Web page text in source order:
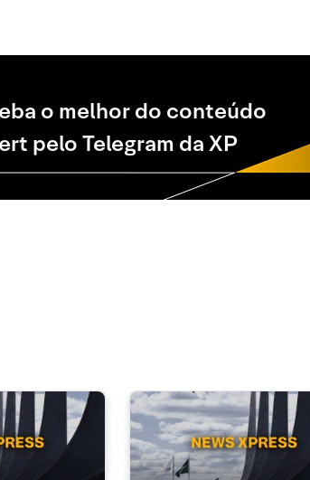
o melhor do conteúdo
pelo Telegram da XP